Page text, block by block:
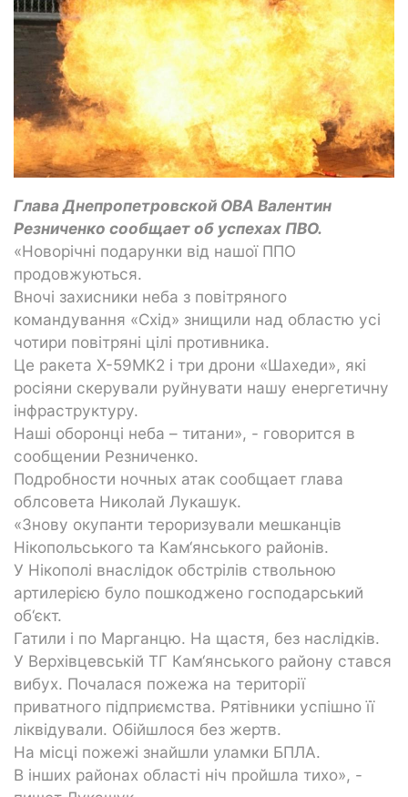
Глава Днепропетровской ОВА Валентин
Резниченко сообщает об успехах ПВО.
«Новорічні подарунки від нашої ППО
продовжуються.
Вночі захисники неба з повітряного
командування «Схід» знищили над областю усі
чотири повітряні цілі противника.
Це ракета Х-59МК2 і три дрони «Шахеди», які
росіяни скерували руйнувати нашу енергетичну
інфраструктуру.
Наші оборонці неба – титани», - говорится в
сообщении Резниченко.
Подробности ночных атак сообщает глава
облсовета Николай Лукашук.
«Знову окупанти тероризували мешканців
Нікопольського та Кам‘янського районів.
У Нікополі внаслідок обстрілів ствольною
артилерією було пошкоджено господарський
об‘єкт.
Гатили і по Марганцю. На щастя, без наслідків.
У Верхівцевській ТГ Кам‘янського району стався
вибух. Почалася пожежа на території
приватного підприємства. Рятівники успішно її
ліквідували. Обійшлося без жертв.
На місці пожежі знайшли уламки БПЛА.
В інших районах області ніч пройшла тихо», -